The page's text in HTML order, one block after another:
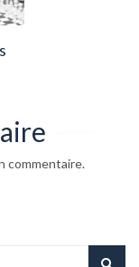
commentaire.